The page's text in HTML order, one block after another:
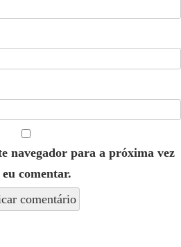
navegador para a próxima vez
comentar.